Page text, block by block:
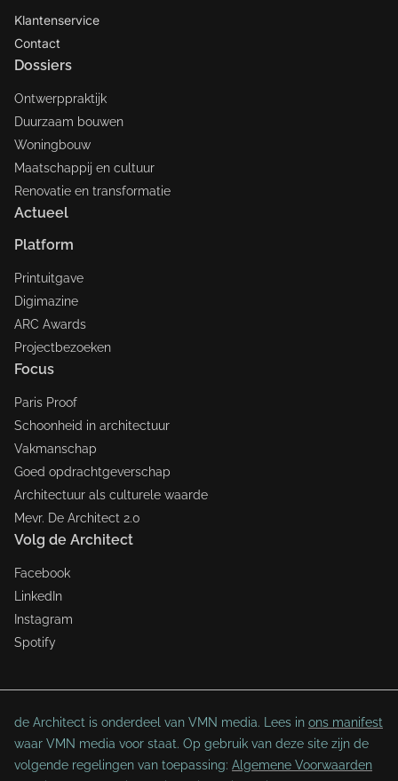
Klantenservice
Contact
Dossiers
Ontwerppraktijk
Duurzaam bouwen
Woningbouw
Maatschappij en cultuur
Renovatie en transformatie
Actueel
Platform
Printuitgave
Digimazine
ARC Awards
Projectbezoeken
Focus
Paris Proof
Schoonheid in architectuur
Vakmanschap
Goed opdrachtgeverschap
Architectuur als culturele waarde
Mevr. De Architect 2.0
Volg de Architect
Facebook
LinkedIn
Instagram
Spotify
de Architect is onderdeel van VMN media. Lees in ons manifest
waar VMN media voor staat. Op gebruik van deze site zijn de
volgende regelingen van toepassing: Algemene Voorwaarden